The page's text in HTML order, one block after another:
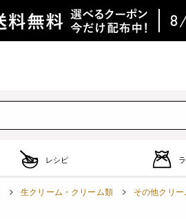
レシピ
生クリーム・クリーム類 その他クリー